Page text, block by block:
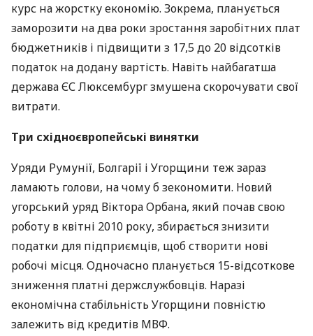
курс на жорстку економію. Зокрема, планується
заморозити на два роки зростання заробітних плат
бюджетників і підвищити з 17,5 до 20 відсотків
податок на додану вартість. Навіть найбагатша
держава ЄС Люксембург змушена скорочувати свої
витрати.
Три східноєвропейські винятки
Уряди Румунії, Болгарії і Угорщини теж зараз
ламають голови, на чому б зекономити. Новий
угорський уряд Віктора Орбана, який почав свою
роботу в квітні 2010 року, збирається знизити
податки для підприємців, щоб створити нові
робочі місця. Одночасно планується 15-відсоткове
зниження платні держслужбовців. Наразі
економічна стабільність Угорщини повністю
залежить від кредитів МВФ.